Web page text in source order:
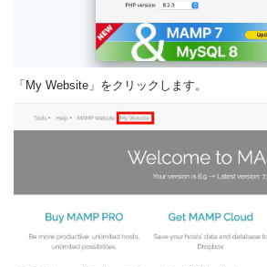
「My Website」をクリックします。